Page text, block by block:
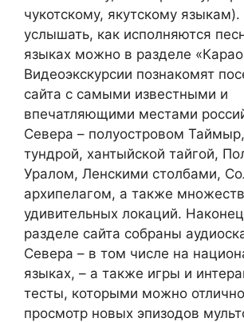
чукотскому, якутскому
услышать, как исполняются
языках можно в разделе
Видеоэкскурсии познакомят
сайта с самыми известными и
впечатляющими местами
Севера – полуостровом
тундрой, хантыйской тайгой,
Уралом, Ленскими столбами,
архипелагом, а также
удивительных локаций.
разделе сайта собраны
Севера – в том числе на
языках, – а также игры и
тесты, которыми можно
просмотр новых эпизодов